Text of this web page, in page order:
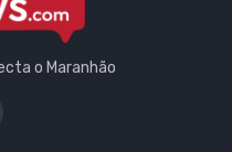
o Maranhão